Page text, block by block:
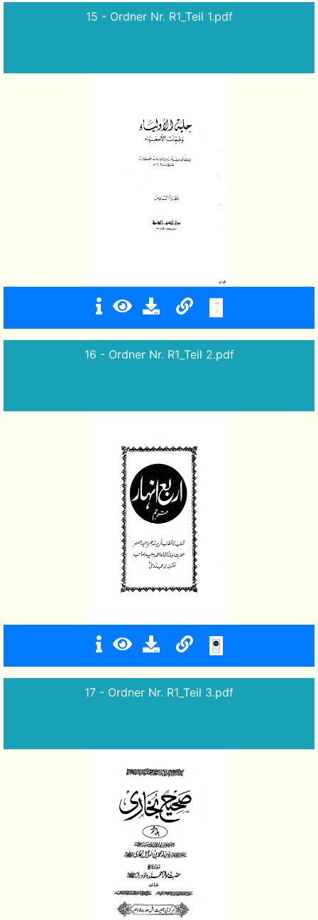
15 - Ordner Nr. R1_Teil 1.pdf
16 - Ordner Nr. R1_Teil 2.pdf
17 - Ordner Nr. R1_Teil 3.pdf